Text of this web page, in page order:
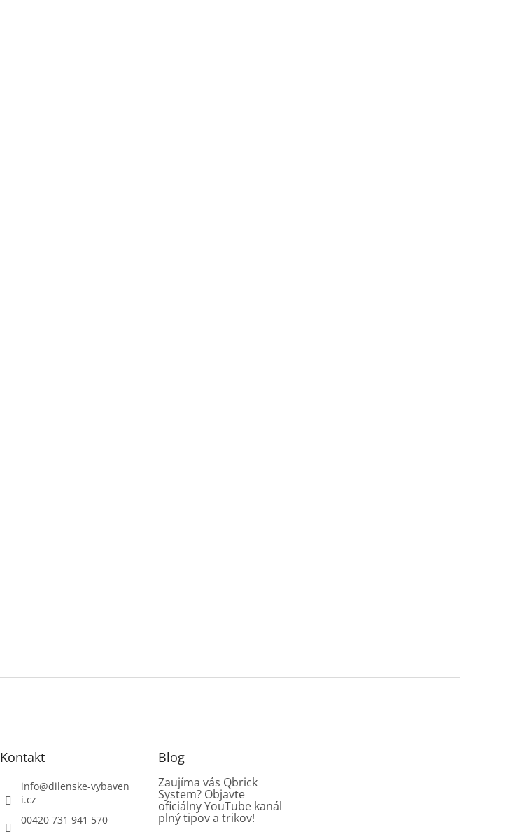
Kontakt
info@dilenske-vybaven
i.cz
00420 731 941 570
Blog
Zaujíma vás Qbrick
System? Objavte
oficiálny YouTube kanál
plný tipov a trikov!